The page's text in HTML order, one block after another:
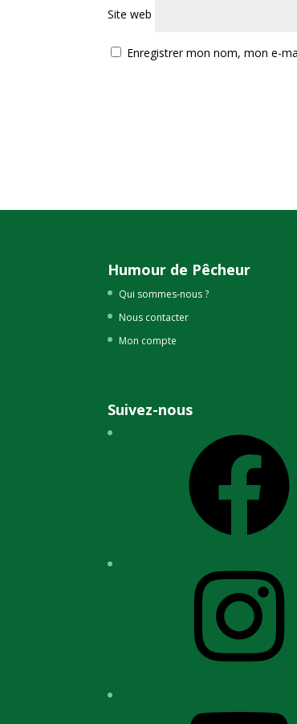
Site web
Enregistrer mon nom, mon e-
Humour de Pêcheur
Qui sommes-nous ?
Nous contacter
Mon compte
Suivez-nous